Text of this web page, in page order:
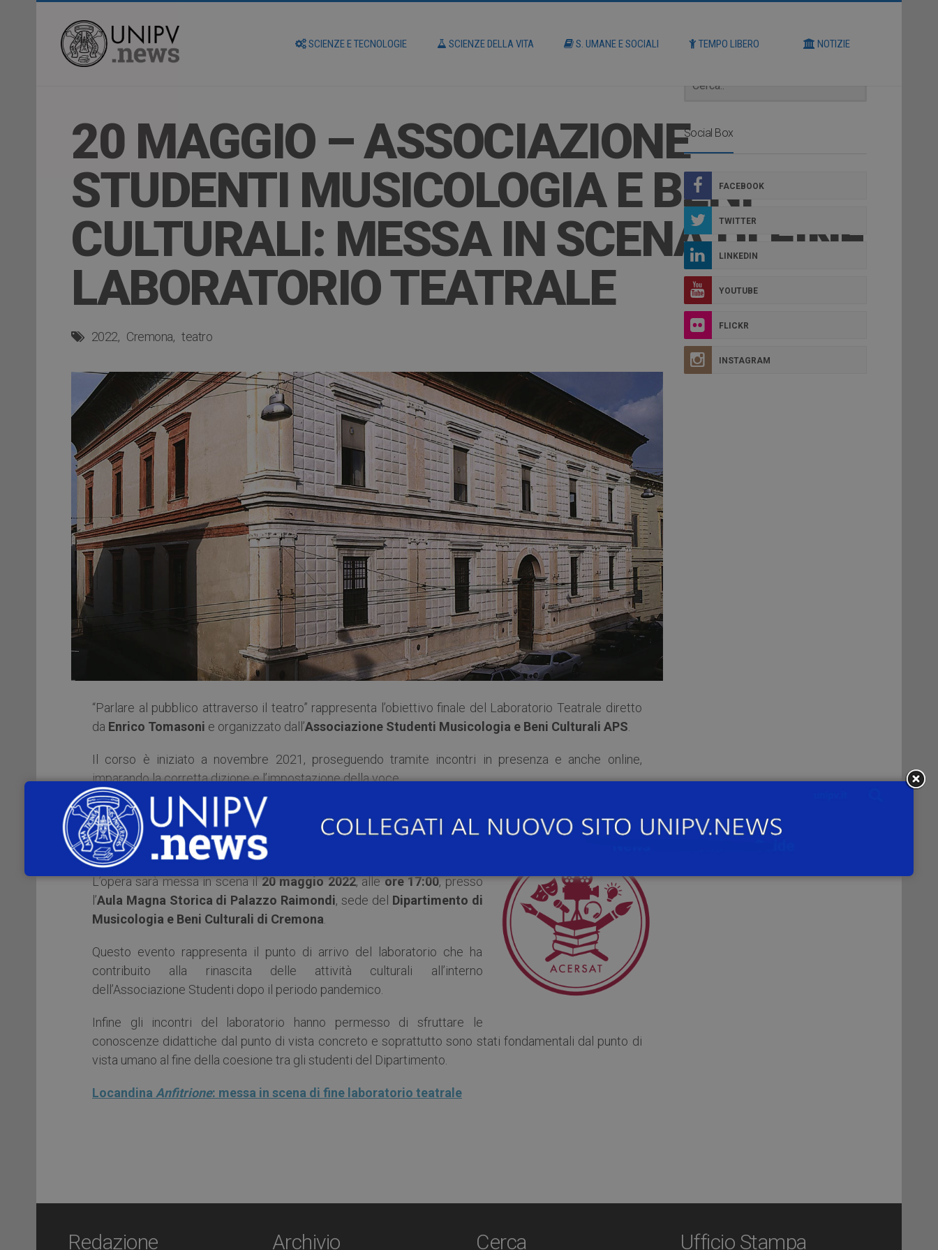
SCIENZE E TECNOLOGIE SCIENZE DELLA VITA S. UMANE E SOCIALI TEMPO LIBERO NOTIZIE
20 MAGGIO – ASSOCIAZIONE
STUDENTI MUSICOLOGIA E BENI
CULTURALI: MESSA IN SCENA DI FINE
LABORATORIO TEATRALE
2022 Cremona teatro
“Parlare al pubblico attraverso il teatro” rappresenta l’obiettivo finale del Laboratorio Teatrale diretto
da Enrico Tomasoni e organizzato dall’Associazione Studenti Musicologia e Beni Culturali APS
Il corso è iniziato a novembre 2021, proseguendo tramite incontri in presenza e anche online,
imparando la corretta dizione e l’impostazione della voce.
I partecipanti hanno acquisito sempre più confidenza con la lettura drammatizzata arrivando ad
analizzare e studiare il testo teatrale “Anfitrione” di Tito Maccio Plauto, rivisto e adattato da Enrico
Tomasoni.
L’opera sarà messa in scena il20 maggio 2022, alleore 17:00, presso
l’Aula Magna Storica di Palazzo Raimondi, sede del Dipartimento di
Musicologia e Beni Culturali di Cremona
Questo evento rappresenta il punto di arrivo del laboratorio che ha
contribuito alla rinascita delle attività culturali all’interno
dell’Associazione Studenti dopo il periodo pandemico.
Infine gli incontri del laboratorio hanno permesso di sfruttare le
conoscenze didattiche dal punto di vista concreto e soprattutto sono stati fondamentali dal punto di
vista umano al fine della coesione tra gli studenti del Dipartimento.
Locandina Anfitrione: messa in scena di fine laboratorio teatrale
Social Box
FACEBOOK
TWITTER
LINKEDIN
YOUTUBE
FLICKR
INSTAGRAM
Redazione Archivio Cerca Ufficio Stampa